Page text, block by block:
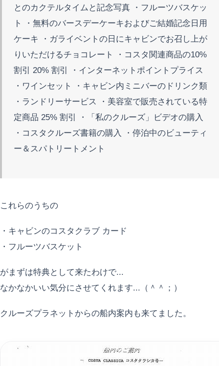
とのカクテルタイムと記念写真 ・フルーツバスケッ
ト ・無料のバースデーケーキおよびご結婚記念日用
ケーキ ・ガライベントの日にキャビンでお召し上が
りいただけるチョコレート ・コスタ関連商品の10%
割引 20% 割引 ・インターネットポイントプライス
・ワインセット ・キャビン内ミニバーのドリンク類
・ランドリーサービス ・美容室で販売されている特
定商品 25% 割引 ・「私のクルーズ」ビデオの購入
・コスタクルーズ書籍の購入 ・停泊中のビューティ
ー＆スパトリートメント
これらのうちの
・キャビンのコスタクラブ カード
・フルーツバスケット
がまずは特典として来たわけで...
なかなかいい気分にさせてくれます...（＾＾；）
クルーズプラネットからの船内案内も来てました。